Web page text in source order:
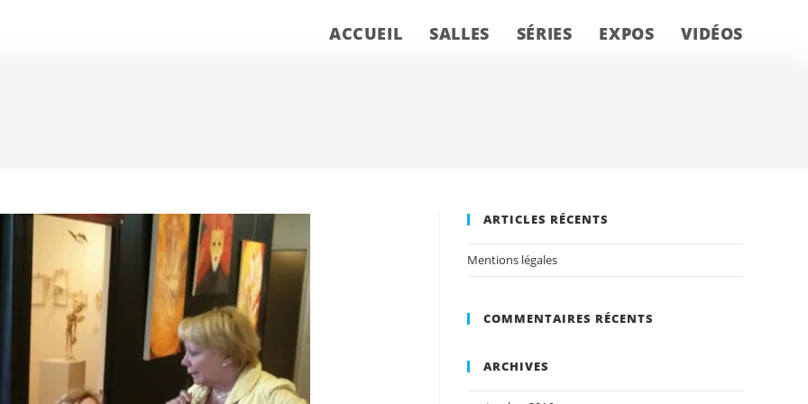
ACCUEIL SALLES SÉRIES EXPOS VIDÉOS
ARTICLES RÉCENTS
Mentions légales
COMMENTAIRES RÉCENTS
ARCHIVES